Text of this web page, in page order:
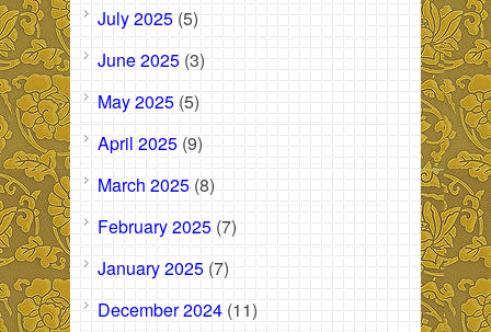
July 2025 (5)
June 2025 (3)
May 2025 (5)
April 2025 (9)
March 2025 (8)
February 2025 (7)
January 2025 (7)
December 2024 (11)